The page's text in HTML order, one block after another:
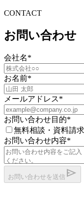
CONTACT
お問い合わせ
会社名*
お名前*
メールアドレス*
お問い合わせ目的*
無料相談・資料請求
お問い合わせ内容*
お問い合わせを送信 send